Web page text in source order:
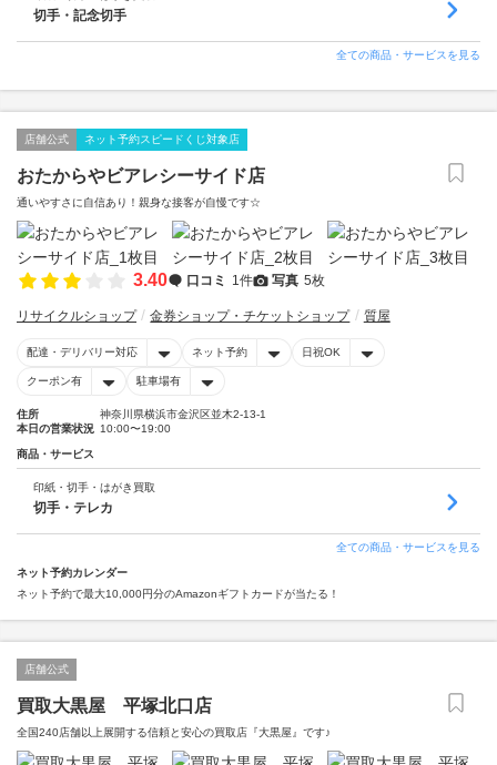
切手・記念切手
全ての商品・サービスを見る
店舗公式 ネット予約スピードくじ対象店
おたからやビアレシーサイド店
通いやすさに自信あり！親身な接客が自慢です☆
3.40 口コミ 1件 写真 5枚
リサイクルショップ 金券ショップ・チケットショップ 質屋
配達・デリバリー対応 ネット予約 日祝OK
クーポン有 駐車場有
住所
神奈川県横浜市金沢区並木2-13-1
本日の営業状況 10:00〜19:00
商品・サービス
印紙・切手・はがき買取
切手・テレカ
全ての商品・サービスを見る
ネット予約カレンダー
ネット予約で最大10,000円分のAmazonギフトカードが当たる！
店舗公式
買取大黒屋 平塚北口店
全国240店舗以上展開する信頼と安心の買取店『大黒屋』です♪